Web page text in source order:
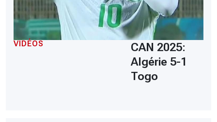
VIDÉOS
CAN 2025:
Algérie 5-1
Togo